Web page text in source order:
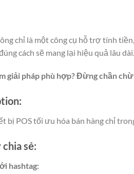
chỉ là một công cụ hỗ trợ tính
cách sẽ mang lại hiệu quả lâu dài.
giải pháp phù hợp? Đừng chần
bị POS tối ưu hóa bán hàng chỉ
sẻ:
hashtag: